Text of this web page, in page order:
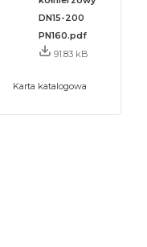
DN15-200
PN160.pdf
91.83 kB
Karta katalogowa